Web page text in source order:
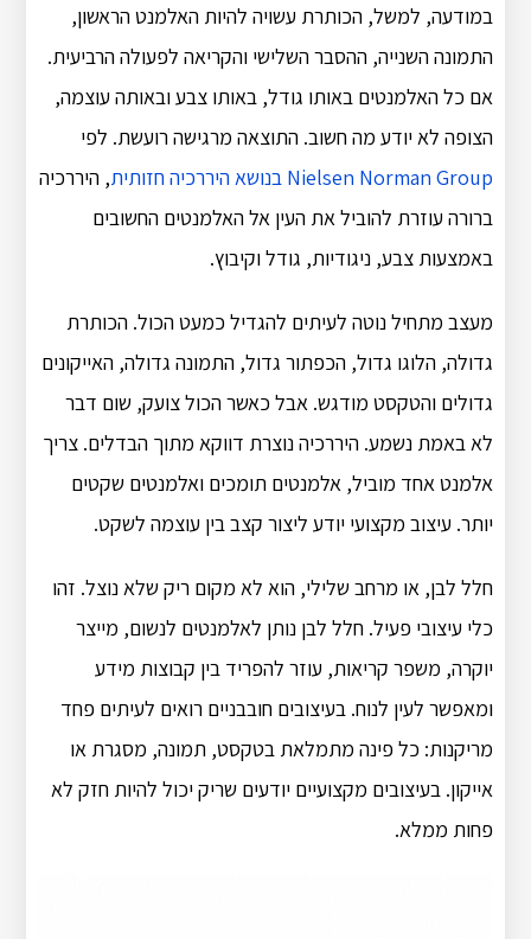
במודעה, למשל, הכותרת עשויה להיות האלמנט הראשון,
התמונה השנייה, ההסבר השלישי והקריאה לפעולה הרביעית.
אם כל האלמנטים באותו גודל, באותו צבע ובאותה עוצמה,
הצופה לא יודע מה חשוב. התוצאה מרגישה רועשת. לפי
Nielsen Norman Group בנושא היררכיה חזותית
, היררכיה
ברורה עוזרת להוביל את העין אל האלמנטים החשובים
באמצעות צבע, ניגודיות, גודל וקיבוץ.
מעצב מתחיל נוטה לעיתים להגדיל כמעט הכול. הכותרת
גדולה, הלוגו גדול, הכפתור גדול, התמונה גדולה, האייקונים
גדולים והטקסט מודגש. אבל כאשר הכול צועק, שום דבר
לא באמת נשמע. היררכיה נוצרת דווקא מתוך הבדלים. צריך
אלמנט אחד מוביל, אלמנטים תומכים ואלמנטים שקטים
יותר. עיצוב מקצועי יודע ליצור קצב בין עוצמה לשקט.
חלל לבן, או מרחב שלילי, הוא לא מקום ריק שלא נוצל. זהו
כלי עיצובי פעיל. חלל לבן נותן לאלמנטים לנשום, מייצר
יוקרה, משפר קריאות, עוזר להפריד בין קבוצות מידע
ומאפשר לעין לנוח. בעיצובים חובבניים רואים לעיתים פחד
מריקנות: כל פינה מתמלאת בטקסט, תמונה, מסגרת או
אייקון. בעיצובים מקצועיים יודעים שריק יכול להיות חזק לא
פחות ממלא.